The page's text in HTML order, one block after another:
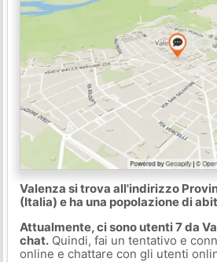
Valenza si trova all'indirizzo
(Italia) e ha una popolazione di
Attualmente, ci sono utenti 7 da
chat.Quindi, fai un tentativo e
online e chattare con gli utenti